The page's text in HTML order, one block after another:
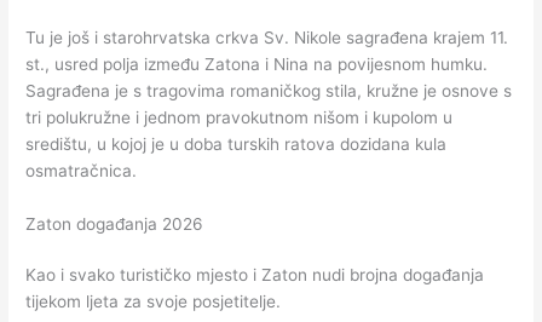
Tu je još i starohrvatska crkva Sv. Nikole sagrađena krajem 11.
st., usred polja između Zatona i Nina na povijesnom humku.
Sagrađena je s tragovima romaničkog stila, kružne je osnove s
tri polukružne i jednom pravokutnom nišom i kupolom u
središtu, u kojoj je u doba turskih ratova dozidana kula
osmatračnica.
Zaton događanja 2026
Kao i svako turističko mjesto i Zaton nudi brojna događanja
tijekom ljeta za svoje posjetitelje.